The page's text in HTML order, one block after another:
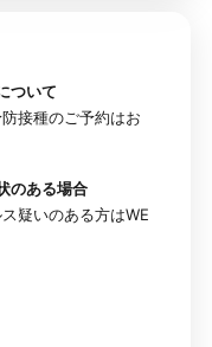
ついて
接種のご予約はお
のある場合
疑いのある方はWE